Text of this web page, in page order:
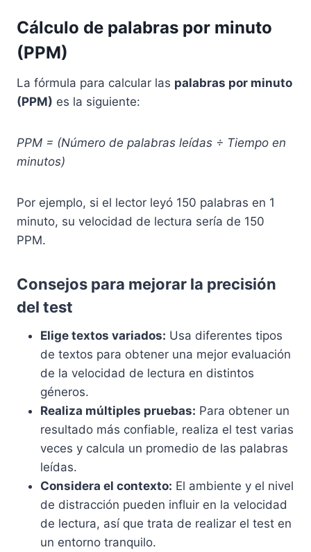
Cálculo de palabras por minuto
(PPM)
La fórmula para calcular las palabras por minuto
(PPM) es la siguiente:
PPM = (Número de palabras leídas ÷ Tiempo en
minutos)
Por ejemplo, si el lector leyó 150 palabras en 1
minuto, su velocidad de lectura sería de 150
PPM.
Consejos para mejorar la precisión
del test
Elige textos variados: Usa diferentes tipos
de textos para obtener una mejor evaluación
de la velocidad de lectura en distintos
géneros.
Realiza múltiples pruebas: Para obtener un
resultado más confiable, realiza el test varias
veces y calcula un promedio de las palabras
leídas.
Considera el contexto: El ambiente y el nivel
de distracción pueden influir en la velocidad
de lectura, así que trata de realizar el test en
un entorno tranquilo.